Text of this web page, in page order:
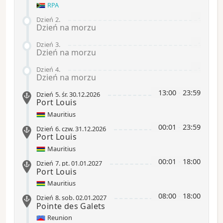
RPA
Dzień 2.
Dzień na morzu
Dzień 3.
Dzień na morzu
Dzień 4.
Dzień na morzu
13:00 23:59
Dzień 5.śr.30.12.2026
Port Louis
Mauritius
00:01 23:59
Dzień 6.czw.31.12.2026
Port Louis
Mauritius
00:01 18:00
Dzień 7. pt.01.01.2027
Port Louis
Mauritius
08:00 18:00
Dzień 8.sob.02.01.2027
Pointe des Galets
Reunion